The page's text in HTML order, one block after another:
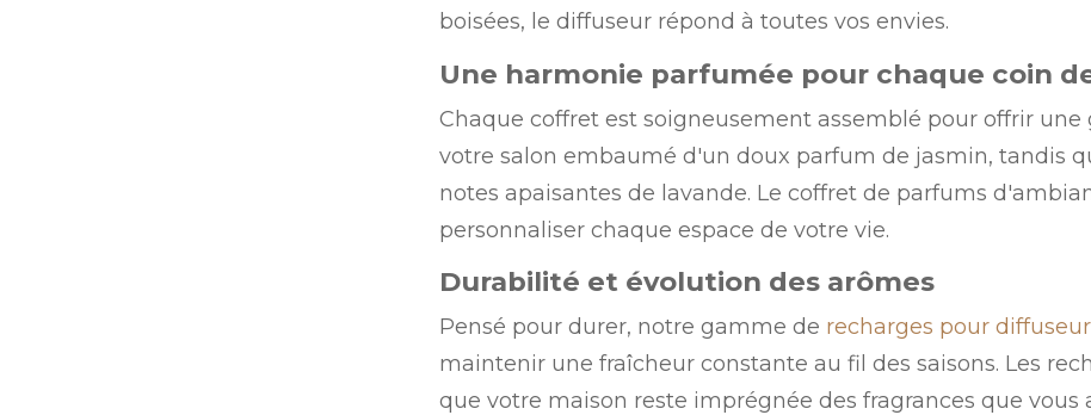
boisées, le diffuseur répond à toutes vos envies.
Une harmonie parfumée pour chaque coin
Chaque coffret est soigneusement assemblé pour offrir
votre salon embaumé d'un doux parfum de jasmin, tandis
notes apaisantes de lavande. Le coffret de parfums
personnaliser chaque espace de votre vie.
Durabilité et évolution des arômes
Pensé pour durer, notre gamme de recharges pour
maintenir une fraîcheur constante au fil des saisons. Les
que votre maison reste imprégnée des fragrances que